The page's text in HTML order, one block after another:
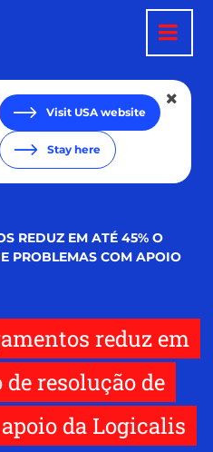
Visit USA website
Stay here
REDUZ EM ATÉ 45% O
PROBLEMAS COM APOIO
reduz em
de resolução de
da Logicalis